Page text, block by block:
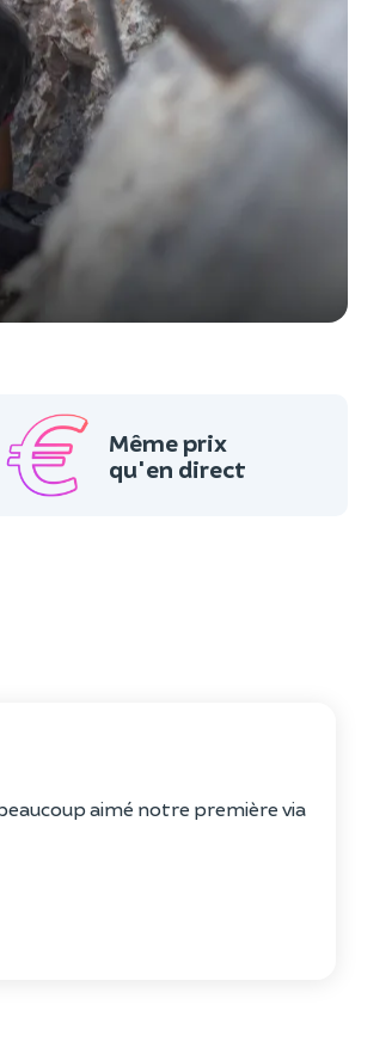
Même prix
qu'en direct
aimé notre première via